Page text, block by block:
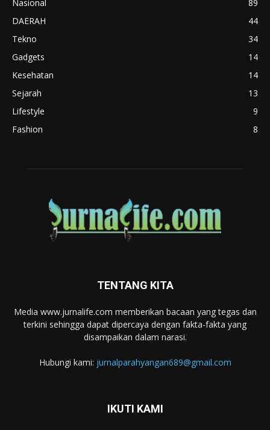
Nasional
89
DAERAH
44
Tekno
34
Gadgets
14
Kesehatan
14
Sejarah
13
Lifestyle
9
Fashion
8
TENTANG KITA
Media www.jurnalife.com memberikan bacaan yang tegas dan
terkini sehingga dapat dipercaya dengan fakta-fakta yang
disampaikan dalam narasi.
Hubungi kami: jurnalparahyangan689@gmail.com
IKUTI KAMI